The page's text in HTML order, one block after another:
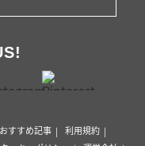
おすすめ記事
利用規約